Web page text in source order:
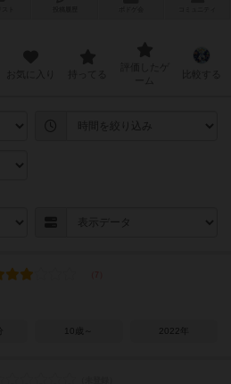
10歳～ 2022年